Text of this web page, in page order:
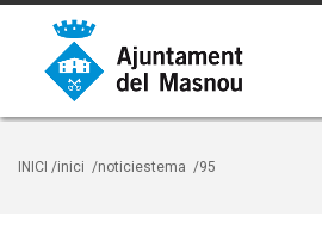
INICI /inici /noticiestema /95